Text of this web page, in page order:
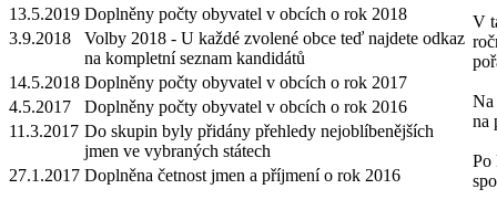
13.5.2019 Doplněny počty obyvatel v obcích o rok 2018
3.9.2018
Volby 2018 - U každé zvolené obce teď najdete odkaz
na kompletní seznam kandidátů
14.5.2018 Doplněny počty obyvatel v obcích o rok 2017
4.5.2017
Doplněny počty obyvatel v obcích o rok 2016
11.3.2017 Do skupin byly přidány přehledy nejoblíbenějších
jmen ve vybraných státech
27.1.2017 Doplněna četnost jmen a příjmení o rok 2016
V
Na
na
Po